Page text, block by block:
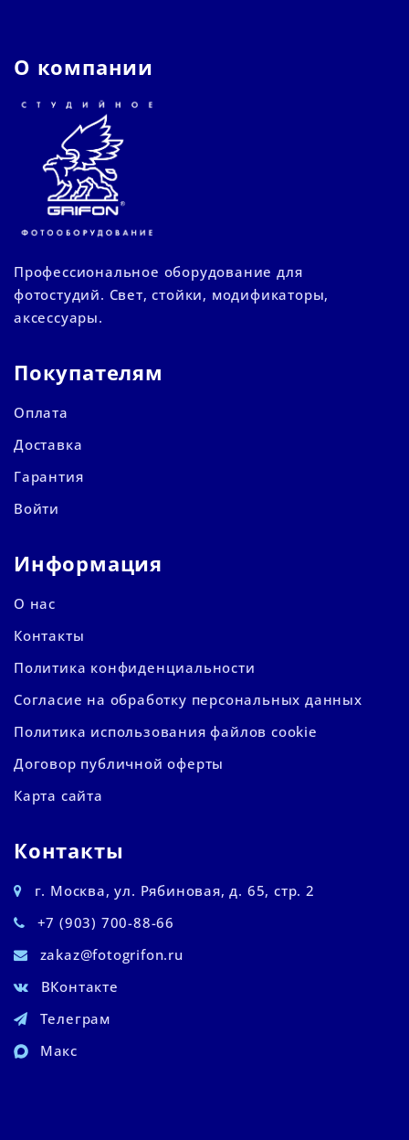
О компании
Профессиональное оборудование для
фотостудий. Свет, стойки, модификаторы,
аксессуары.
Покупателям
Оплата
Доставка
Гарантия
Войти
Информация
О нас
Контакты
Политика конфиденциальности
Согласие на обработку персональных данных
Политика использования файлов cookie
Договор публичной оферты
Карта сайта
Контакты
г. Москва, ул. Рябиновая, д. 65, стр. 2
+7 (903) 700-88-66
zakaz@fotogrifon.ru
ВКонтакте
Телеграм
Макс